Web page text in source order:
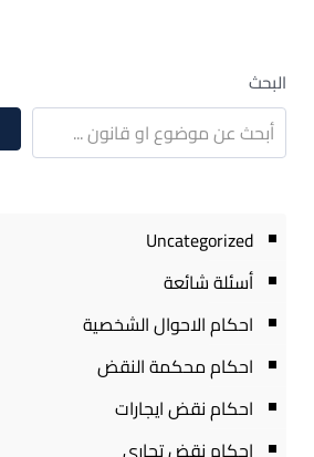
البحث
Uncategorized
أسئلة شائعة
احكام الاحوال الشخصية
احكام محكمة النقض
احكام نقض ايجارات
احكام نقض تجارى